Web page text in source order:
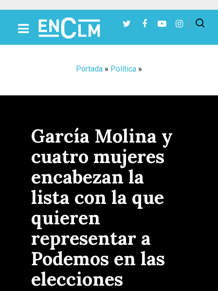
Portada » Política »
García Molina y
cuatro mujeres
encabezan la
lista con la que
quieren
representar a
Podemos en las
elecciones